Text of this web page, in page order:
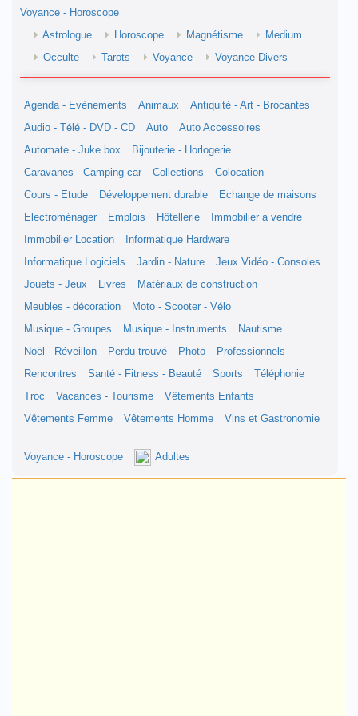
Voyance - Horoscope
Astrologue
Horoscope Magnétisme
Medium
Occulte
Tarots Voyance Voyance Divers
Agenda - Evènements Animaux
Antiquité - Art - Brocantes
Audio - Télé - DVD - CD
Auto
Auto Accessoires
Automate - Juke box
Bijouterie - Horlogerie
Caravanes - Camping-car
Collections
Colocation
Cours - Etude
Développement durable
Echange de maisons
Electroménager
Emplois Hôtellerie
Immobilier a vendre
Immobilier Location
Informatique Hardware
Informatique Logiciels
Jardin - Nature
Jeux Vidéo - Consoles
Jouets - Jeux
Livres
Matériaux de construction
Meubles - décoration
Moto - Scooter - Vélo
Musique - Groupes
Musique - Instruments
Nautisme
Noël - Réveillon
Perdu-trouvé Photo
Professionnels
Rencontres
Santé - Fitness - Beauté Sports
Téléphonie
Troc
Vacances - Tourisme
Vêtements Enfants
Vêtements Femme
Vêtements Homme Vins et Gastronomie
Voyance - Horoscope Adultes